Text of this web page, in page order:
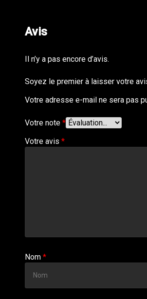
Avis
Il n’y a pas encore d’avis.
Soyez le premier à laisser votre
Votre adresse e-mail ne sera pas
Votre note *
Votre avis *
Nom *